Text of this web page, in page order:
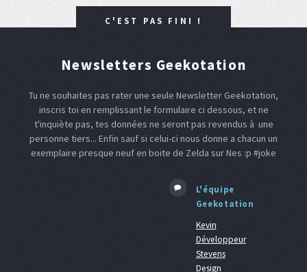
C'EST PAS FINI !
Newsletters Geekotation
Tu ne souhaites pas rater une seule Newsletter Geekotation,
inscris toi en remplissant le formulaire ci dessous, et ne
t'inquiète pas, tes données ne seront pas revendus à une
personne tiers... Enfin sauf si celui-ci nous donne a chacun un
exemplaire presque neuf en boite de Zelda sur Nes :p #joke
L'équipe
Geekotation
Kevin
Développeur
Stevens
Design